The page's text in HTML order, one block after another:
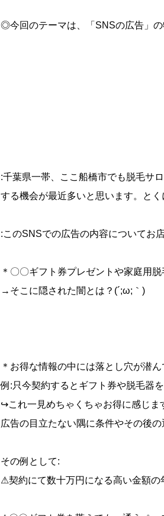
◎今回のテーマは、「SNSの広告」の
:千葉県一帯、ここ船橋市でも脱毛サ
する機会が最近多いと思います。と
:このSNSでの広告の内容についてお
＊〇〇ギフト券プレゼントや家庭用
→そこに隠された闇とは？(´;ω;｀)
＊お得な情報の中には落とし穴が潜ん
例:只今契約するとギフト券や脱毛器
↪︎これ一見めちゃくちゃお得に感じま
広告の目立たない隅に条件やその後
その例として:
⚠︎契約にて数十万円になる高い金額の